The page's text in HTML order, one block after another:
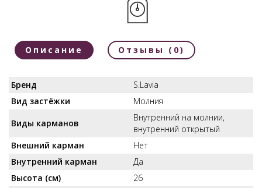
Описание Отзывы (0)
Бренд
S.Lavia
Вид застёжки
Молния
Виды карманов
Внутренний на молнии,
внутренний открытый
Внешний карман
Нет
Внутренний карман
Да
Высота (см)
26